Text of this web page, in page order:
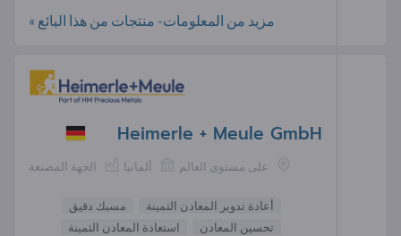
مزيد من المعلومات- منتجات من هذا البائع »
Heimerle + Meule GmbH
الجهة المصنعة ألمانيا على مستوى العالم
أعادة تدوير المعادن الثمينة
مسبك دقيق
تحسين المعادن
استعادة المعادن الثمينة